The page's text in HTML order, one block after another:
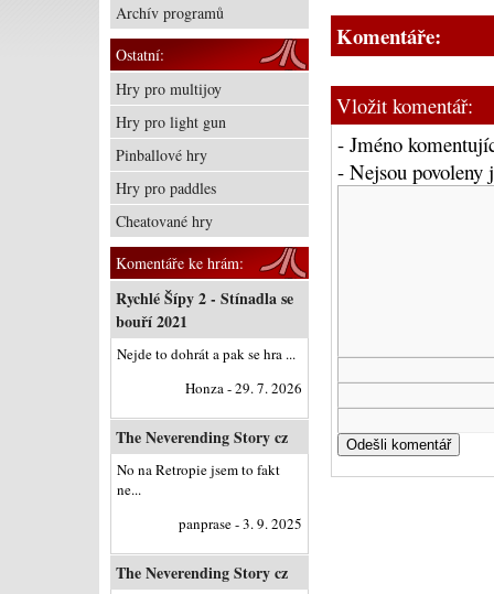
Komentáře:
Vložit komentář:
- Jméno
- Nejsou
Archív programů
Ostatní:
Hry pro multijoy
Hry pro light gun
Pinballové hry
Hry pro paddles
Cheatované hry
Komentáře ke hrám:
Rychlé Šípy 2 - Stínadla se
bouří 2021
Nejde to dohrát a pak se hra ...
Honza - 29. 7. 2026
The Neverending Story cz
No na Retropie jsem to fakt
ne...
panprase - 3. 9. 2025
The Neverending Story cz